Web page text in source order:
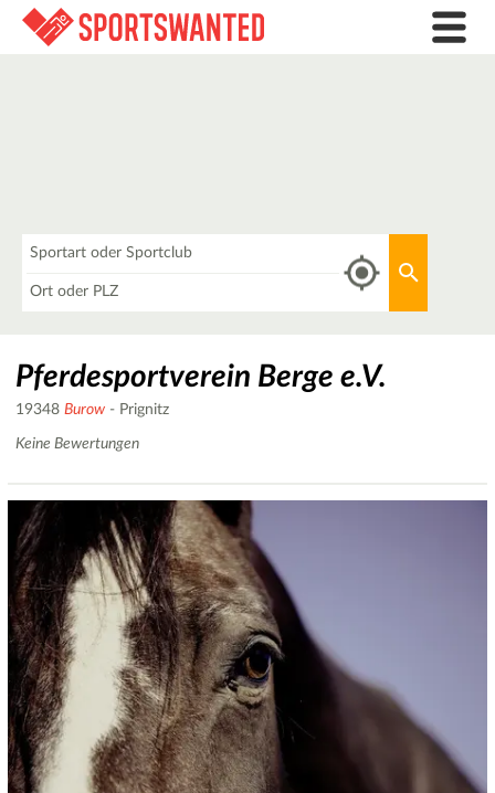
Pferdesportverein Berge e.V.
19348 Burow - Prignitz
Keine Bewertungen